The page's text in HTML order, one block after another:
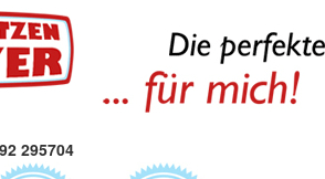
295704